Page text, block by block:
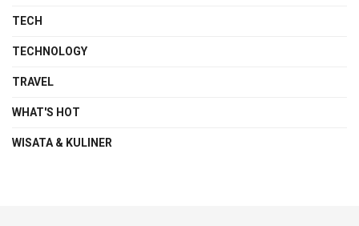
TECH
TECHNOLOGY
TRAVEL
WHAT'S HOT
WISATA & KULINER